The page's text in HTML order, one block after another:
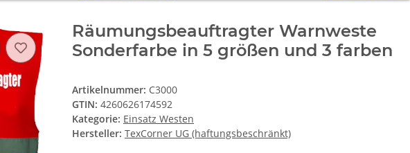
Räumungsbeauftragter Warnweste
Sonderfarbe in 5 größen und 3 farben
Artikelnummer: C3000
GTIN: 4260626174592
Kategorie: Einsatz Westen
Hersteller: TexCorner UG (haftungsbeschränkt)